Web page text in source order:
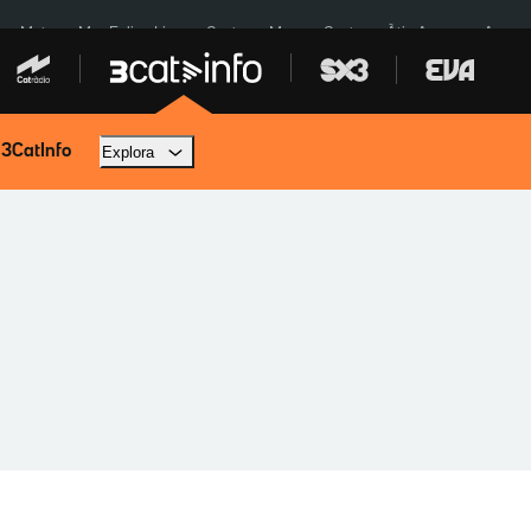
a Meta Mor Felipe Lipe Ceuta Menors Ceuta Àtic Ayuso
3CatInfo Explora